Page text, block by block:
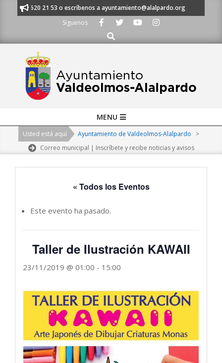
al 91 620 21 53 o escríbenos a ayuntamiento@alalpardo.org
Síguenos
Buscar
Navigation
MENU
Usted está aquí Ayuntamiento de Valdeolmos-Alalpardo
>
Correo municipal | Inscríbete y recibe noticias y avisos
« Todos los Eventos
Este evento ha pasado.
Taller de Ilustración KAWAII
23/11/2019 @ 01:00 - 15:00